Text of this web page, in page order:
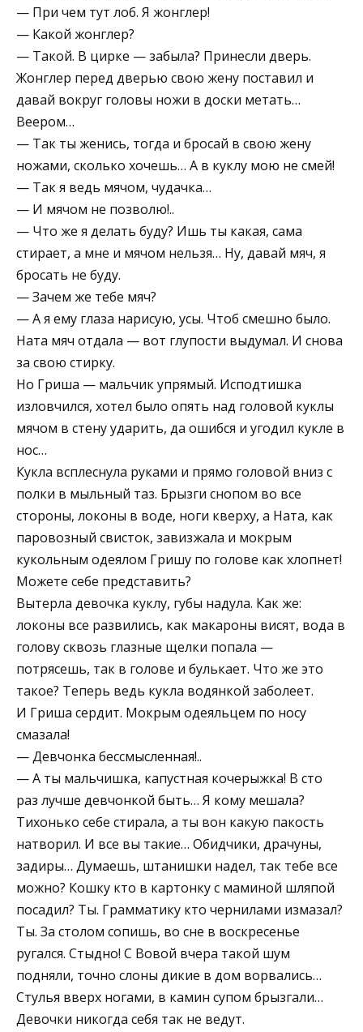
— При чем тут лоб. Я жонглер!
— Какой жонглер?
— Такой. В цирке — забыла? Принесли дверь.
Жонглер перед дверью свою жену поставил и
давай вокруг головы ножи в доски метать…
Веером…
— Так ты женись, тогда и бросай в свою жену
ножами, сколько хочешь… А в куклу мою не смей!
— Так я ведь мячом, чудачка…
— И мячом не позволю!..
— Что же я делать буду? Ишь ты какая, сама
стирает, а мне и мячом нельзя… Ну, давай мяч, я
бросать не буду.
— Зачем же тебе мяч?
— А я ему глаза нарисую, усы. Чтоб смешно было.
Ната мяч отдала — вот глупости выдумал. И снова
за свою стирку.
Но Гриша — мальчик упрямый. Исподтишка
изловчился, хотел было опять над головой куклы
мячом в стену ударить, да ошибся и угодил кукле в
нос…
Кукла всплеснула руками и прямо головой вниз с
полки в мыльный таз. Брызги снопом во все
стороны, локоны в воде, ноги кверху, а Ната, как
паровозный свисток, завизжала и мокрым
кукольным одеялом Гришу по голове как хлопнет!
Можете себе представить?
Вытерла девочка куклу, губы надула. Как же:
локоны все развились, как макароны висят, вода в
голову сквозь глазные щелки попала —
потрясешь, так в голове и булькает. Что же это
такое? Теперь ведь кукла водянкой заболеет.
И Гриша сердит. Мокрым одеяльцем по носу
смазала!
— Девчонка бессмысленная!..
— А ты мальчишка, капустная кочерыжка! В сто
раз лучше девчонкой быть… Я кому мешала?
Тихонько себе стирала, а ты вон какую пакость
натворил. И все вы такие… Обидчики, драчуны,
задиры… Думаешь, штанишки надел, так тебе все
можно? Кошку кто в картонку с маминой шляпой
посадил? Ты. Грамматику кто чернилами измазал?
Ты. За столом сопишь, во сне в воскресенье
ругался. Стыдно! С Вовой вчера такой шум
подняли, точно слоны дикие в дом ворвались…
Стулья вверх ногами, в камин супом брызгали…
Девочки никогда себя так не ведут.